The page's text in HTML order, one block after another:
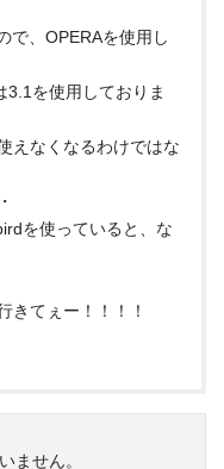
で、OPERAを使用し
を使用しておりま
えなくなるわけではな
を使っていると、な
きてぇー！！！！
ません。